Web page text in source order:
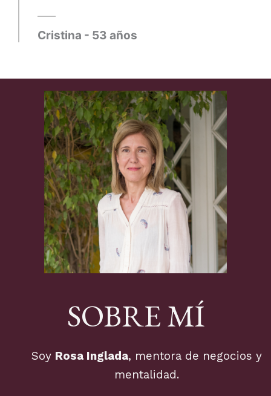
Cristina - 53 años
SOBRE MÍ
Soy Rosa Inglada, mentora de negocios y
mentalidad.